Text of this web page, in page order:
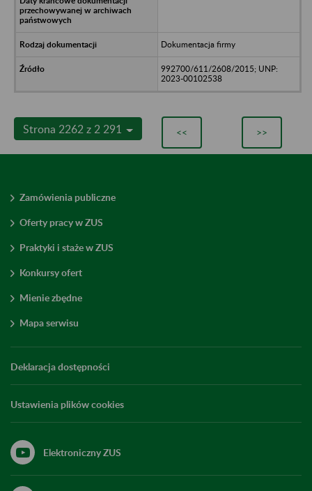
Dokumentacja firmy
992700/611/2608/2015; UNP:
2023-00102538
Strona 2262 z 2 291 << >>
Zamówienia publiczne
Oferty pracy w ZUS
Praktyki i staże w ZUS
Konkursy ofert
Mienie zbędne
Mapa serwisu
Deklaracja dostępności
Ustawienia plików cookies
Elektroniczny ZUS